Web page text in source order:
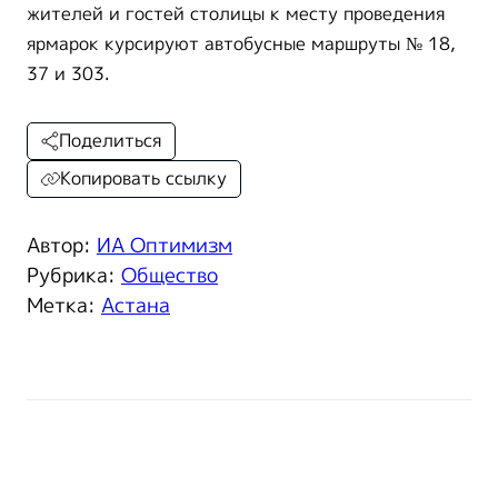
жителей и гостей столицы к месту проведения
ярмарок курсируют автобусные маршруты № 18,
37 и 303.
Автор: ИА Оптимизм
Рубрика: Общество
Метка: Астана
Поделиться
Копировать ссылку